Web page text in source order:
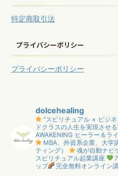
特定商取引法
プライバシーポリシー
プライバシーポリシー
dolcehealing
"スピリチュアル × ビジネ
ドクラスの人生を実現させる
AWAKENING ヒーラー＆ラ
MBA、外資系企業、大学
ティング）
魂が自動ナビ
スピリチュアル起業講座
ップ
完全無料オンライ